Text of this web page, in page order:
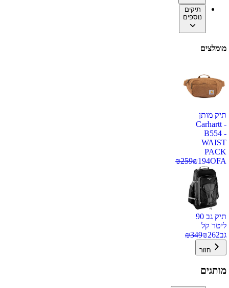
תיקים
נוספים
מומלצים
תיק מותן
Carhartt -
B554 -
WAIST
PACK
OFA
₪194
₪259
תיק גב 90
ליטר קל
גב
₪262
₪349
חזור
מותגים